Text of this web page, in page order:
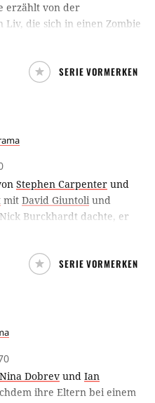
erzählt von der
Liv, die sich in einen Zombie
was sie paradoxerweise
Züge annehmen lässt. Der
Mit jedem
SERIE VORMERKEN
Stephen Carpenter und
mit David Giuntoli und
Nick Burckhardt dachte, er
die er sich nicht
seine kranke Tante Marie
abstattet, wird Nicks Leben
einer elitären Gruppe von
– sind, die die
SERIE VORMERKEN
Nina Dobrev und Ian
ihre Eltern bei einem